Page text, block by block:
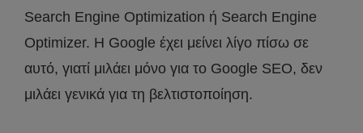
Search Engine Optimization ή Search Engine
Optimizer. Η Google έχει μείνει λίγο πίσω σε
αυτό, γιατί μιλάει μόνο για το Google SEO, δεν
μιλάει γενικά για τη βελτιστοποίηση.